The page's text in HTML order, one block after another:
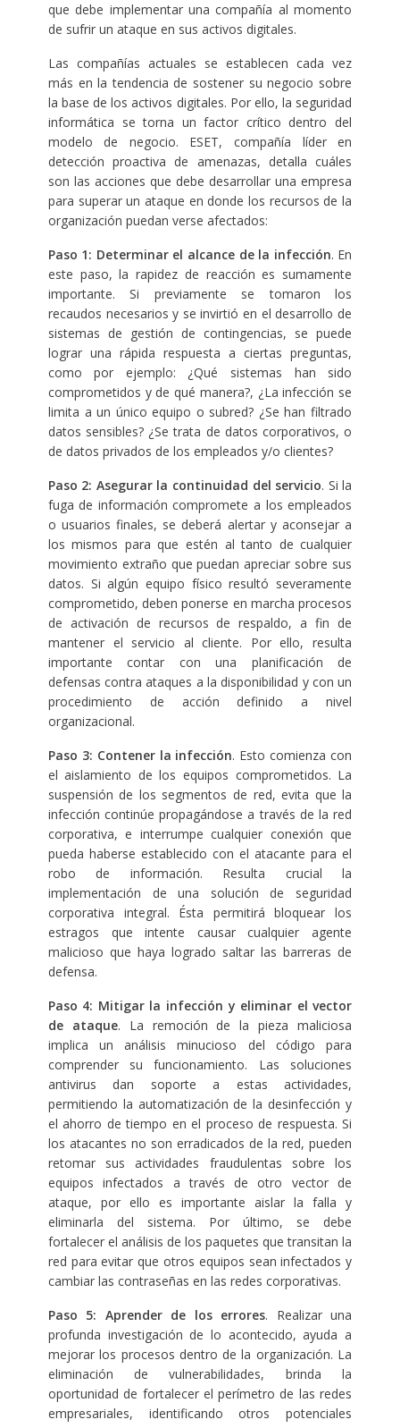
que debe implementar una compañía al momento
de sufrir un ataque en sus activos digitales.
Las compañías actuales se establecen cada vez
más en la tendencia de sostener su negocio sobre
la base de los activos digitales. Por ello, la seguridad
informática se torna un factor crítico dentro del
modelo de negocio. ESET, compañía líder en
detección proactiva de amenazas, detalla cuáles
son las acciones que debe desarrollar una empresa
para superar un ataque en donde los recursos de la
organización puedan verse afectados:
Paso 1: Determinar el alcance de la infección. En
este paso, la rapidez de reacción es sumamente
importante. Si previamente se tomaron los
recaudos necesarios y se invirtió en el desarrollo de
sistemas de gestión de contingencias, se puede
lograr una rápida respuesta a ciertas preguntas,
como por ejemplo: ¿Qué sistemas han sido
comprometidos y de qué manera?, ¿La infección se
limita a un único equipo o subred? ¿Se han filtrado
datos sensibles? ¿Se trata de datos corporativos, o
de datos privados de los empleados y/o clientes?
Paso 2: Asegurar la continuidad del servicio. Si la
fuga de información compromete a los empleados
o usuarios finales, se deberá alertar y aconsejar a
los mismos para que estén al tanto de cualquier
movimiento extraño que puedan apreciar sobre sus
datos. Si algún equipo físico resultó severamente
comprometido, deben ponerse en marcha procesos
de activación de recursos de respaldo, a fin de
mantener el servicio al cliente. Por ello, resulta
importante contar con una planificación de
defensas contra ataques a la disponibilidad y con un
procedimiento de acción definido a nivel
organizacional.
Paso 3: Contener la infección. Esto comienza con
el aislamiento de los equipos comprometidos. La
suspensión de los segmentos de red, evita que la
infección continúe propagándose a través de la red
corporativa, e interrumpe cualquier conexión que
pueda haberse establecido con el atacante para el
robo de información. Resulta crucial la
implementación de una solución de seguridad
corporativa integral. Ésta permitirá bloquear los
estragos que intente causar cualquier agente
malicioso que haya logrado saltar las barreras de
defensa.
Paso 4: Mitigar la infección y eliminar el vector
de ataque. La remoción de la pieza maliciosa
implica un análisis minucioso del código para
comprender su funcionamiento. Las soluciones
antivirus dan soporte a estas actividades,
permitiendo la automatización de la desinfección y
el ahorro de tiempo en el proceso de respuesta. Si
los atacantes no son erradicados de la red, pueden
retomar sus actividades fraudulentas sobre los
equipos infectados a través de otro vector de
ataque, por ello es importante aislar la falla y
eliminarla del sistema. Por último, se debe
fortalecer el análisis de los paquetes que transitan la
red para evitar que otros equipos sean infectados y
cambiar las contraseñas en las redes corporativas.
Paso 5: Aprender de los errores. Realizar una
profunda investigación de lo acontecido, ayuda a
mejorar los procesos dentro de la organización. La
eliminación de vulnerabilidades, brinda la
oportunidad de fortalecer el perímetro de las redes
empresariales, identificando otros potenciales